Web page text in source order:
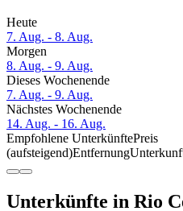
Heute
7. Aug. - 8. Aug.
Morgen
8. Aug. - 9. Aug.
Dieses Wochenende
7. Aug. - 9. Aug.
Nächstes Wochenende
14. Aug. - 16. Aug.
Empfohlene UnterkünftePreis
(aufsteigend)Entfernung
Unterkünfte in Rio